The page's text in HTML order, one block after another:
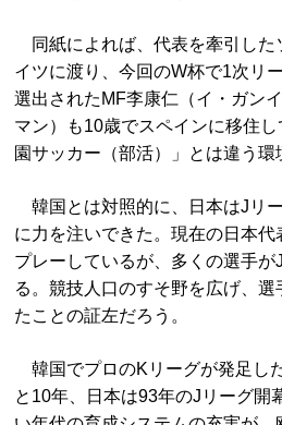
同紙によれば、代表を牽引した
イツに渡り、今回のW杯で1次リ
選出されたMF李康仁（イ・ガン
マン）も10歳でスペインに移住
園サッカー（部活）」とは違う環
韓国とは対照的に、日本はJリ
に力を注いできた。現在の日本
プレーしているが、多くの選手
る。競技人口のすそ野を広げ、選
たことの証左だろう。
韓国でプロのKリーグが発足し
と10年、日本は93年のJリーグ開